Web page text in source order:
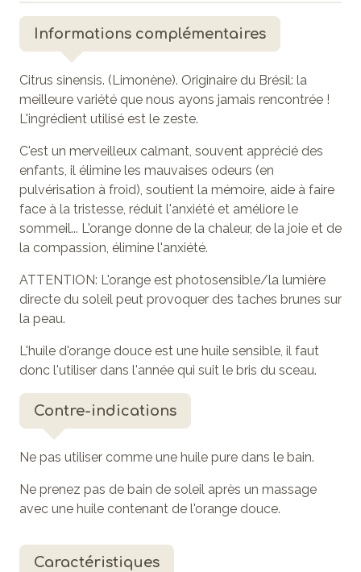
Informations complémentaires
Citrus sinensis. (Limonène). Originaire du Brésil: la
meilleure variété que nous ayons jamais rencontrée !
L'ingrédient utilisé est le zeste.
C'est un merveilleux calmant, souvent apprécié des
enfants, il élimine les mauvaises odeurs (en
pulvérisation à froid), soutient la mémoire, aide à faire
face à la tristesse, réduit l'anxiété et améliore le
sommeil... L'orange donne de la chaleur, de la joie et de
la compassion, élimine l'anxiété.
ATTENTION: L'orange est photosensible/la lumière
directe du soleil peut provoquer des taches brunes sur
la peau.
L'huile d'orange douce est une huile sensible, il faut
donc l'utiliser dans l'année qui suit le bris du sceau.
Contre-indications
Ne pas utiliser comme une huile pure dans le bain.
Ne prenez pas de bain de soleil après un massage
avec une huile contenant de l'orange douce.
Caractéristiques